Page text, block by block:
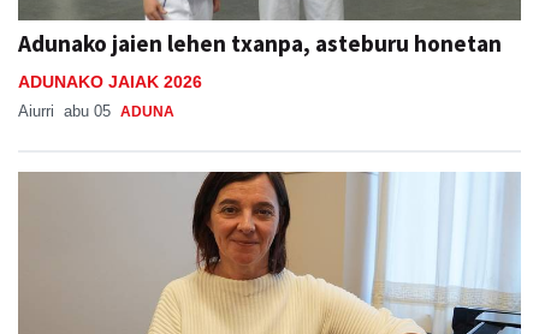
Adunako jaien lehen txanpa, asteburu honetan
ADUNAKO JAIAK 2026
Aiurri abu 05 ADUNA